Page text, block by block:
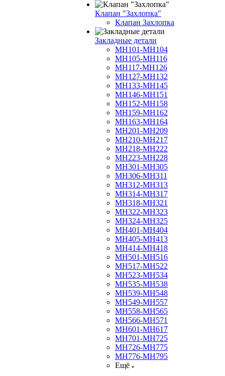
Клапан "Захлопка"
Клапан Захлопка
Закладные детали
МН101-МН104
МН105-МН116
МН117-МН126
МН127-МН132
МН133-МН145
МН146-МН151
МН152-МН158
МН159-МН162
МН163-МН164
МН201-МН209
МН210-МН217
МН218-МН222
МН223-МН228
МН301-МН305
МН306-МН311
МН312-МН313
МН314-МН317
МН318-МН321
МН322-МН323
МН324-МН325
МН401-МН404
МН405-МН413
МН414-МН418
МН501-МН516
МН517-МН522
МН523-МН534
МН535-МН538
МН539-МН548
МН549-МН557
МН558-МН565
МН566-МН571
МН601-МН617
МН701-МН725
МН726-МН775
МН776-МН795
Ещё